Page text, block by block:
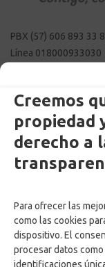
Creemos
propiedad
derecho a
Para ofrecer las
como las cookies
dispositivo. El
procesar datos
identificaciones
PBX (57) 606 893 33
Línea 018000933030
pqrsf@confa.co
Caldas – Colombia